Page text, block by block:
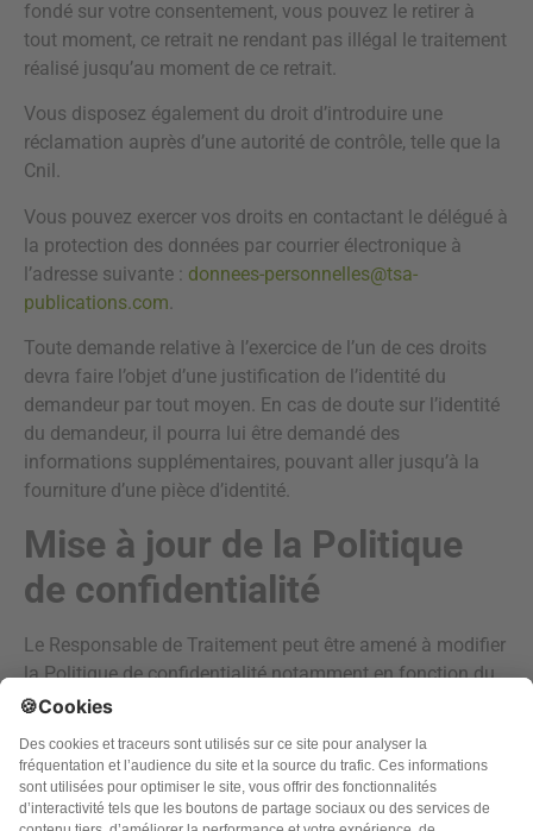
fondé sur votre consentement, vous pouvez le retirer à
tout moment, ce retrait ne rendant pas illégal le traitement
réalisé jusqu’au moment de ce retrait.
Vous disposez également du droit d’introduire une
réclamation auprès d’une autorité de contrôle, telle que la
Cnil.
Vous pouvez exercer vos droits en contactant le délégué à
la protection des données par courrier électronique à
l’adresse suivante : donnees-personnelles@tsa-
publications.com
Toute demande relative à l’exercice de l’un de ces droits
devra faire l’objet d’une justification de l’identité du
demandeur par tout moyen. En cas de doute sur l’identité
du demandeur, il pourra lui être demandé des
informations supplémentaires, pouvant aller jusqu’à la
fourniture d’une pièce d’identité.
Mise à jour de la Politique
de confidentialité
Le Responsable de Traitement peut être amené à modifier
la Politique de confidentialité notamment en fonction du
contexte légal et réglementaire et de la doctrine en la
consulter régulièrement cette page pour prendre
connaissance des éventuelles modifications ou mises à
jour apportées à cette Politique de confidentialité.